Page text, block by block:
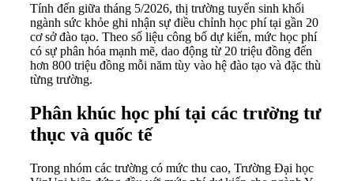
Tính đến giữa tháng 5/2026, thị trường tuyển sinh khối
ngành sức khỏe ghi nhận sự điều chỉnh học phí tại gần 20
cơ sở đào tạo. Theo số liệu công bố dự kiến, mức học phí
có sự phân hóa mạnh mẽ, dao động từ 20 triệu đồng đến
hơn 800 triệu đồng mỗi năm tùy vào hệ đào tạo và đặc thù
từng trường.
Phân khúc học phí tại các trường tư
thục và quốc tế
Trong nhóm các trường có mức thu cao, Trường Đại học